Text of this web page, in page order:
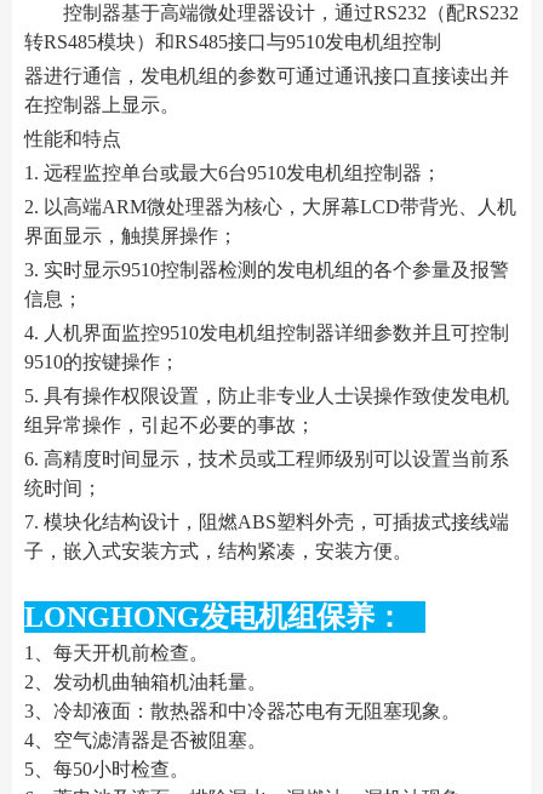
控制器基于高端微处理器设计，通过RS232（配RS232
转RS485模块）和RS485接口与9510发电机组控制
器进行通信，发电机组的参数可通过通讯接口直接读出并
在控制器上显示。
性能和特点
1. 远程监控单台或最大6台9510发电机组控制器；
2. 以高端ARM微处理器为核心，大屏幕LCD带背光、人机
界面显示，触摸屏操作；
3. 实时显示9510控制器检测的发电机组的各个参量及报警
信息；
4. 人机界面监控9510发电机组控制器详细参数并且可控制
9510的按键操作；
5. 具有操作权限设置，防止非专业人士误操作致使发电机
组异常操作，引起不必要的事故；
6. 高精度时间显示，技术员或工程师级别可以设置当前系
统时间；
7. 模块化结构设计，阻燃ABS塑料外壳，可插拔式接线端
子，嵌入式安装方式，结构紧凑，安装方便。
LONGHONG发电机组保养：
1、每天开机前检查。
2、发动机曲轴箱机油耗量。
3、冷却液面：散热器和中冷器芯电有无阻塞现象。
4、空气滤清器是否被阻塞。
5、每50小时检查。